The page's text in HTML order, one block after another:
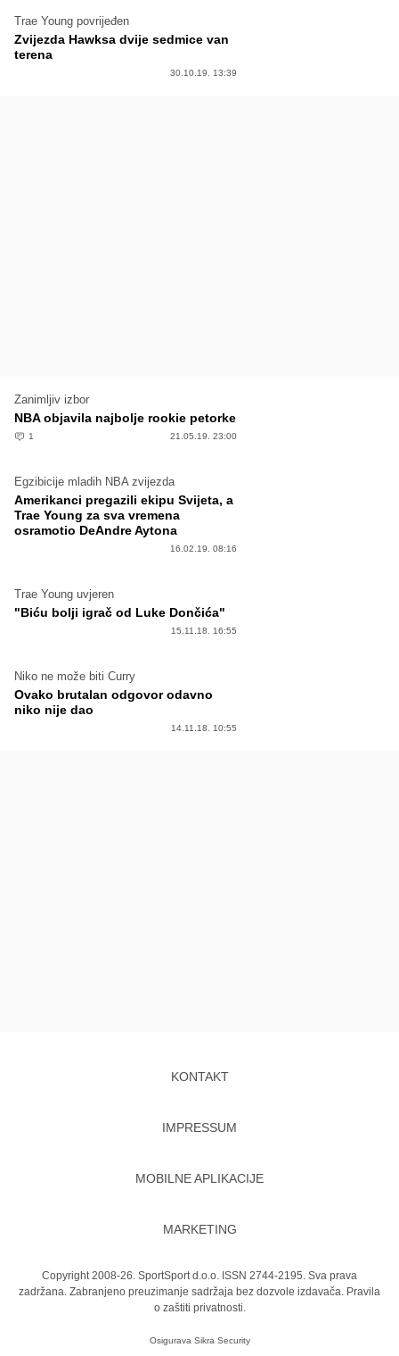
Trae Young povrijeđen
Zvijezda Hawksa dvije sedmice van
terena
30.10.19. 13:39
Zanimljiv izbor
NBA objavila najbolje rookie petorke
1 21.05.19. 23:00
Egzibicije mladih NBA zvijezda
Amerikanci pregazili ekipu Svijeta, a
Trae Young za sva vremena
osramotio DeAndre Aytona
16.02.19. 08:16
Trae Young uvjeren
"Biću bolji igrač od Luke Dončića"
15.11.18. 16:55
Niko ne može biti Curry
Ovako brutalan odgovor odavno
niko nije dao
14.11.18. 10:55
KONTAKT
IMPRESSUM
MOBILNE APLIKACIJE
MARKETING
Copyright 2008-26. SportSport d.o.o. ISSN 2744-2195. Sva prava
zadržana. Zabranjeno preuzimanje sadržaja bez dozvole izdavača. Pravila
o zaštiti privatnosti.
Osigurava Sikra Security